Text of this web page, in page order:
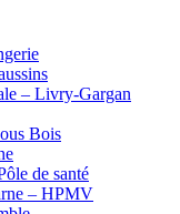
– Livry-Gargan
Bois
de santé
– HPMV